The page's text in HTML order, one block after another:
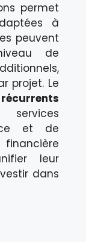
permet
à
peuvent
de
projet. Le
et de
financière
leur
dans